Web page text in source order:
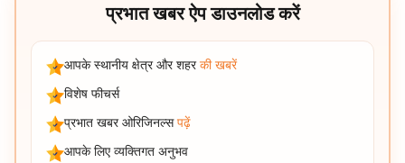
प्रभात खबर ऐप डाउनलोड करें
आपके स्थानीय क्षेत्र और शहर की खबरें
विशेष फीचर्स
प्रभात खबर ओरिजिनल्स पढ़ें
आपके लिए व्यक्तिगत अनुभव